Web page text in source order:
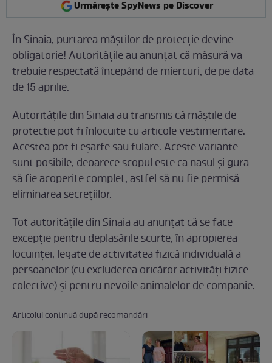
Urmărește SpyNews pe Discover
În Sinaia, purtarea măștilor de protecție devine
obligatorie! Autoritățile au anunțat că măsură va
trebuie respectată începând de miercuri, de pe data
de 15 aprilie.
Autoritățile din Sinaia au transmis că măștile de
protecție pot fi înlocuite cu articole vestimentare.
Acestea pot fi eșarfe sau fulare. Aceste variante
sunt posibile, deoarece scopul este ca nasul și gura
să fie acoperite complet, astfel să nu fie permisă
eliminarea secrețiilor.
Tot autoritățile din Sinaia au anunțat că se face
excepție pentru deplasările scurte, în apropierea
locuinței, legate de activitatea fizică individuală a
persoanelor (cu excluderea oricăror activități fizice
colective) și pentru nevoile animalelor de companie.
Articolul continuă după recomandări